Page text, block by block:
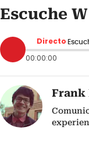
Escuche
Directo
00:00:00
Frank